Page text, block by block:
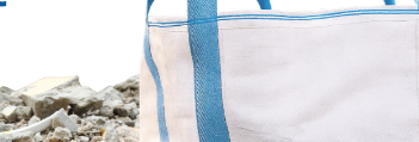
na jeden ze spektakli – „Plastusiowy pamiętnik”
posts/1496337413853508
posts/3420659051340933